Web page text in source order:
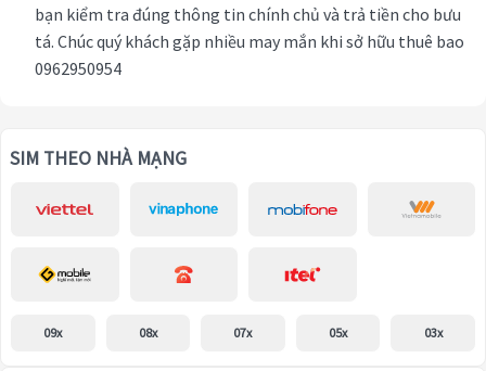
bạn kiểm tra đúng thông tin chính chủ và trả tiền cho bưu
tá. Chúc quý khách gặp nhiều may mắn khi sở hữu thuê bao
0962950954
SIM THEO NHÀ MẠNG
09x 08x 07x 05x 03x